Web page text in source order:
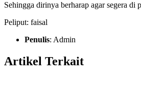
Sehingga dirinya berharap agar segera di
Peliput: faisal
Penulis: Admin
Artikel Terkait